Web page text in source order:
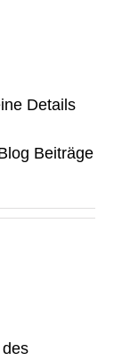
Details
Beiträge